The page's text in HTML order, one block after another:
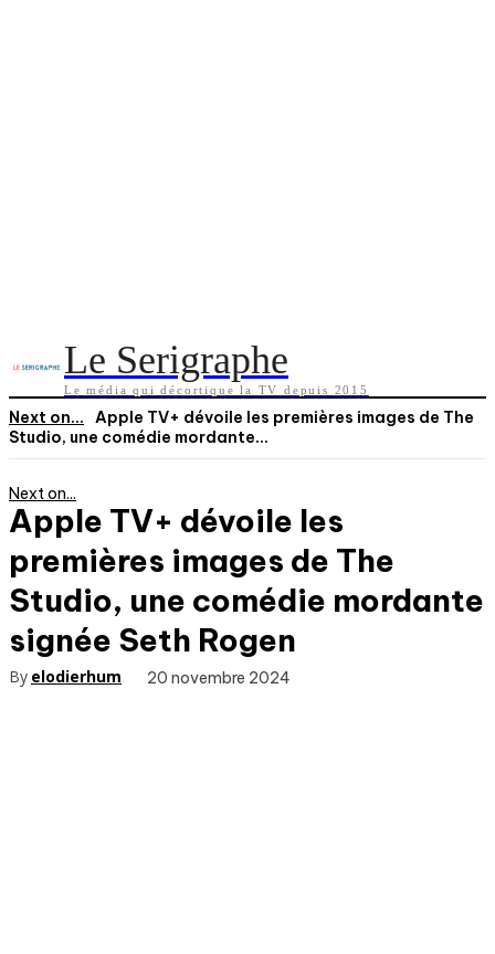
Le Serigraphe
Le média qui décortique la TV depuis 2015
Next on...
Apple TV+ dévoile les premières images de The
Studio, une comédie mordante...
Next on...
Apple TV+ dévoile les
premières images de The
Studio, une comédie mordante
signée Seth Rogen
By elodierhum 20 novembre 2024